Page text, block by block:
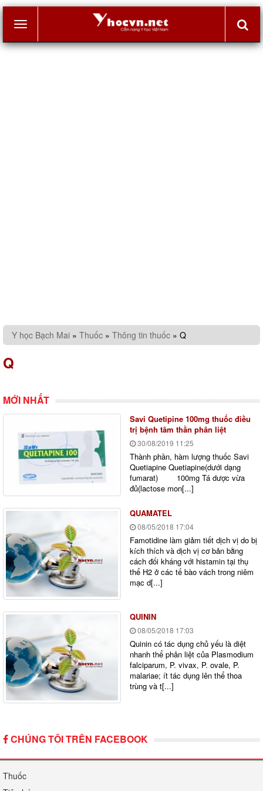
Y học Bạch Mai » Thuốc » Thông tin thuốc » Q
Q
MỚI NHẤT
Savi Quetipine 100mg thuốc điều
trị bệnh tâm thần phân liệt
30/08/2019 11:25
Thành phần, hàm lượng thuốc Savi
Quetiapine Quetiapine(dưới dạng
fumarat) 100mg Tá dược vừa
đủ(lactose mon[...]
QUAMATEL
08/05/2018 17:04
Famotidine làm giảm tiết dịch vị do bị
kích thích và dịch vị cơ bản bằng
cách đối kháng với histamin tại thụ
thể H2 ở các tế bào vách trong niêm
mạc d[...]
QUININ
08/05/2018 17:03
Quinin có tác dụng chủ yếu là diệt
nhanh thể phân liệt của Plasmodium
falciparum, P. vivax, P. ovale, P.
malariae; ít tác dụng lên thể thoa
trùng và t[...]
CHÚNG TÔI TRÊN FACEBOOK
Thuốc